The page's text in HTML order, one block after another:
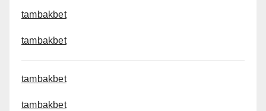
tambakbet
tambakbet
tambakbet
tambakbet